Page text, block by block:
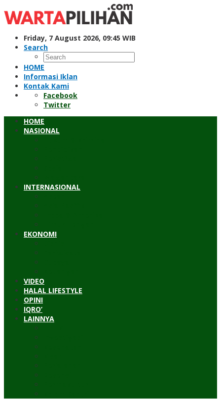
to
content
Friday, 7 August 2026, 09:45 WIB
Search
HOME
Informasi Iklan
Kontak Kami
Facebook
Twitter
HOME
NASIONAL
INTERNASIONAL
EKONOMI
VIDEO
HALAL LIFESTYLE
OPINI
IQRO’
LAINNYA